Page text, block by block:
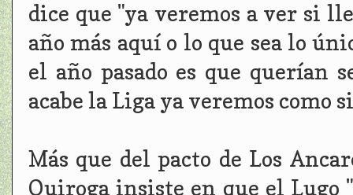
dice que "ya veremos a ver si
año más aquí o lo que sea lo
el año pasado es que querían
acabe la Liga ya veremos como
Más que del pacto de Los
Quiroga insiste en que el